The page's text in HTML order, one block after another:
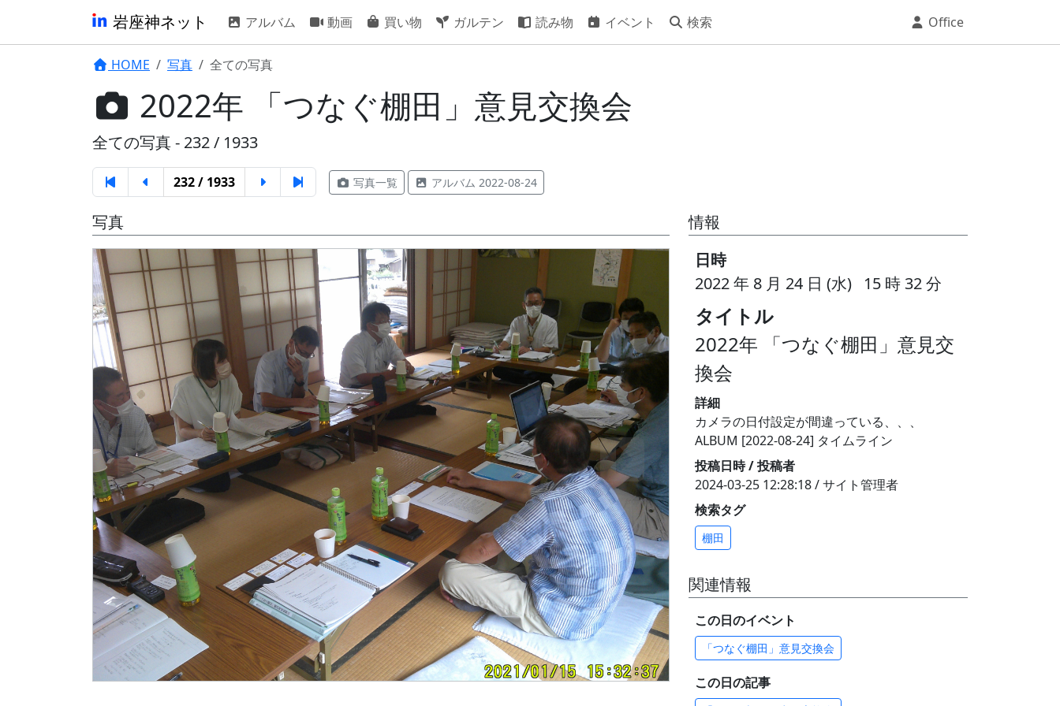
岩座神ネット アルバム 動画 買い物 ガルテン 読み物 イベント 検索 Office
HOME 写真 全ての写真
2022年 「つなぐ棚田」意見交換会
全ての写真 - 232 / 1933
232 / 1933 写真一覧 アルバム 2022-08-24
写真
情報
日時
2022 年 8 月 24 日 (水) 15 時 32 分
タイトル
2022年 「つなぐ棚田」意見交
換会
詳細
カメラの日付設定が間違っている、、、
ALBUM [2022-08-24] タイムライン
投稿日時 / 投稿者
2024-03-25 12:28:18 / サイト管理者
検索タグ
棚田
関連情報
この日のイベント
「つなぐ棚田」意見交換会
この日の記事